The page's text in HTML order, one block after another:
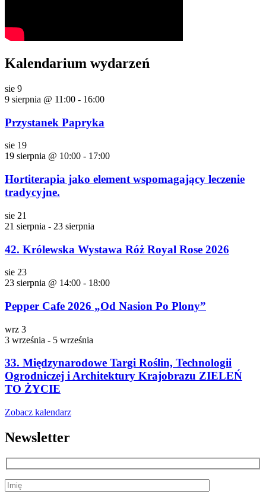
Kalendarium wydarzeń
sie 9
9 sierpnia @ 11:00 - 16:00
Przystanek Papryka
sie 19
19 sierpnia @ 10:00 - 17:00
Hortiterapia jako element wspomagający leczenie
tradycyjne.
sie 21
21 sierpnia - 23 sierpnia
42. Królewska Wystawa Róż Royal Rose 2026
sie 23
23 sierpnia @ 14:00 - 18:00
Pepper Cafe 2026 „Od Nasion Po Plony”
wrz 3
3 września - 5 września
33. Międzynarodowe Targi Roślin, Technologii
Ogrodniczej i Architektury Krajobrazu ZIELEŃ
TO ŻYCIE
Zobacz kalendarz
Newsletter